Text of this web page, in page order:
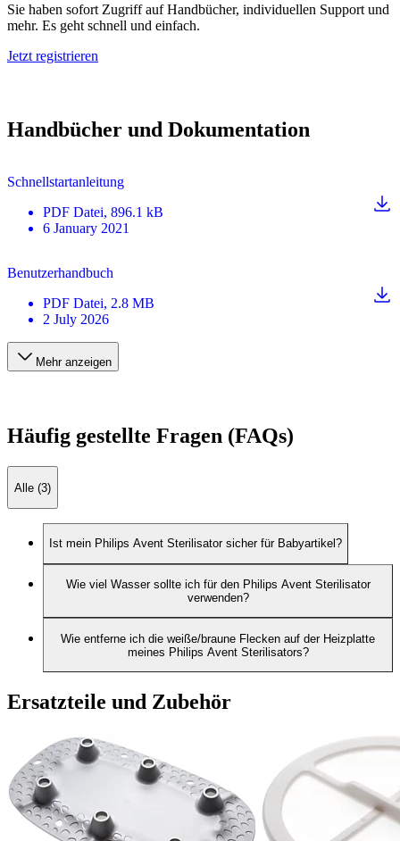
Sie haben sofort Zugriff auf Handbücher, individuellen Support und
mehr. Es geht schnell und einfach.
Jetzt registrieren
Handbücher und Dokumentation
Schnellstartanleitung
PDF Datei, 896.1 kB
6 January 2021
Benutzerhandbuch
PDF Datei, 2.8 MB
2 July 2026
Mehr anzeigen
Häufig gestellte Fragen (FAQs)
Alle (3)
Ist mein Philips Avent Sterilisator sicher für Babyartikel?
Wie viel Wasser sollte ich für den Philips Avent Sterilisator
verwenden?
Wie entferne ich die weiße/braune Flecken auf der Heizplatte
meines Philips Avent Sterilisators?
Ersatzteile und Zubehör